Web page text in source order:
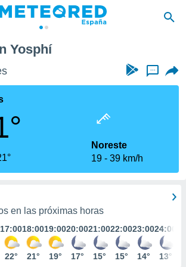
Yosphí
...
Noreste
19
39 km/h
en las próximas horas
17:00
22°
18:00
21°
19:00
19°
20:00
17°
21:00
15°
22:00
15°
23:00
14°
24:00
13°